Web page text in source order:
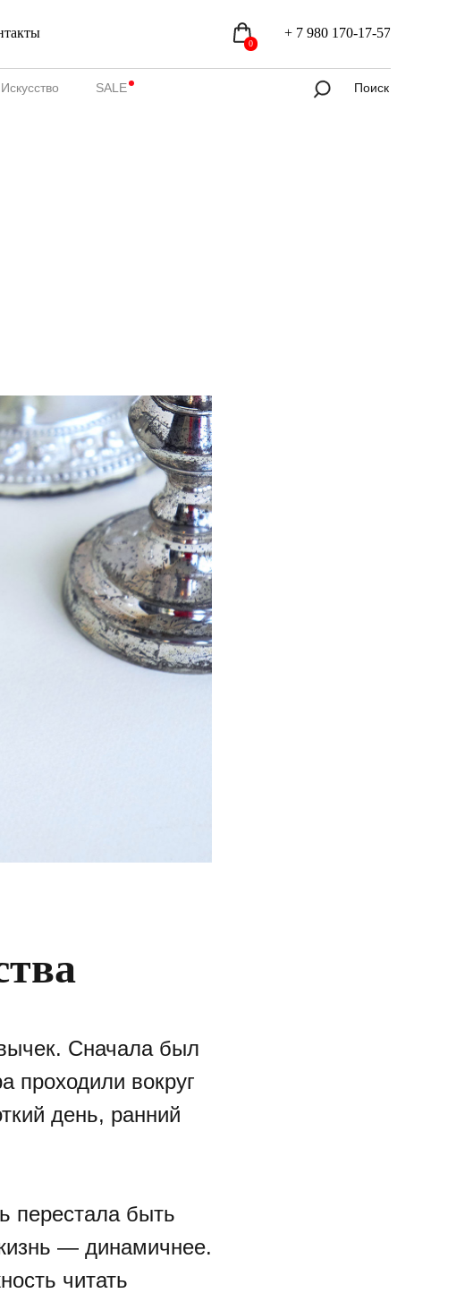
0
+ 7 980 170-17-57
SALE
Искусство Поиск
+ 7 980 170-17-57
Сначала был
проходили вокруг
день, ранний
перестала быть
— динамичнее.
читать